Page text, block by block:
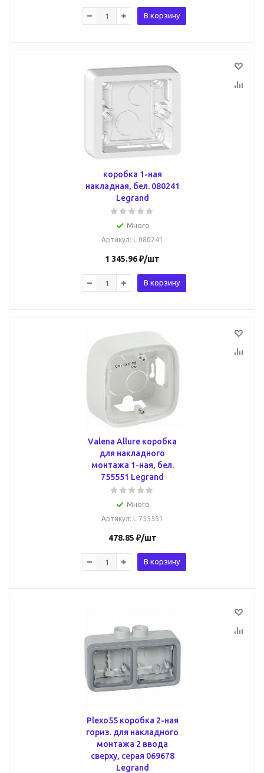
В корзину
коробка 1-ная
накладная, бел. 080241
Legrand
Много
Артикул: L 080241
1 345.96₽/шт
В корзину
Valena Allure коробка
для накладного
монтажа 1-ная, бел.
755551 Legrand
Много
Артикул: L 755551
478.85 ₽/шт
В корзину
Plexo55 коробка 2-ная
гориз. для накладного
монтажа 2 ввода
сверху, серая 069678
Legrand